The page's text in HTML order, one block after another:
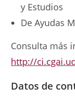
y Estudios
De Ayudas
Consulta más
http://
Datos de